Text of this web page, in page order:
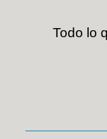
Todo lo